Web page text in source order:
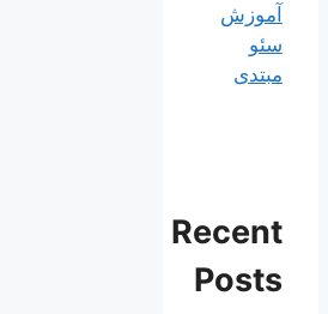
آموزش
سئو
مبتدی
Recent
Posts